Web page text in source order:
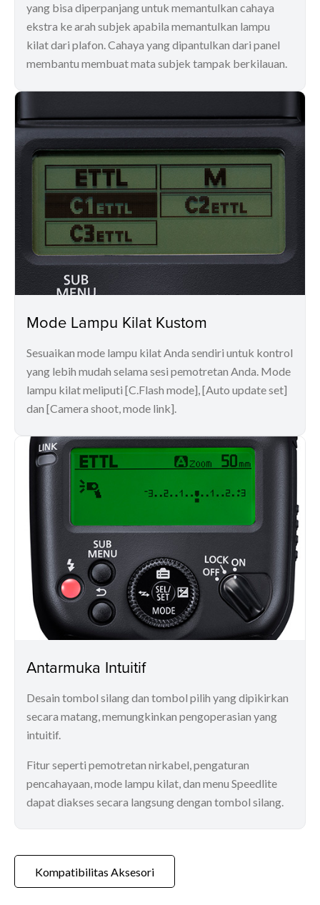
yang bisa diperpanjang untuk memantulkan cahaya
ekstra ke arah subjek apabila memantulkan lampu
kilat dari plafon. Cahaya yang dipantulkan dari panel
membantu membuat mata subjek tampak berkilauan.
Mode Lampu Kilat Kustom
Sesuaikan mode lampu kilat Anda sendiri untuk kontrol
yang lebih mudah selama sesi pemotretan Anda. Mode
lampu kilat meliputi [C.Flash mode], [Auto update set]
dan [Camera shoot, mode link].
Antarmuka Intuitif
Desain tombol silang dan tombol pilih yang dipikirkan
secara matang, memungkinkan pengoperasian yang
intuitif.
Fitur seperti pemotretan nirkabel, pengaturan
pencahayaan, mode lampu kilat, dan menu Speedlite
dapat diakses secara langsung dengan tombol silang.
Kompatibilitas Aksesori